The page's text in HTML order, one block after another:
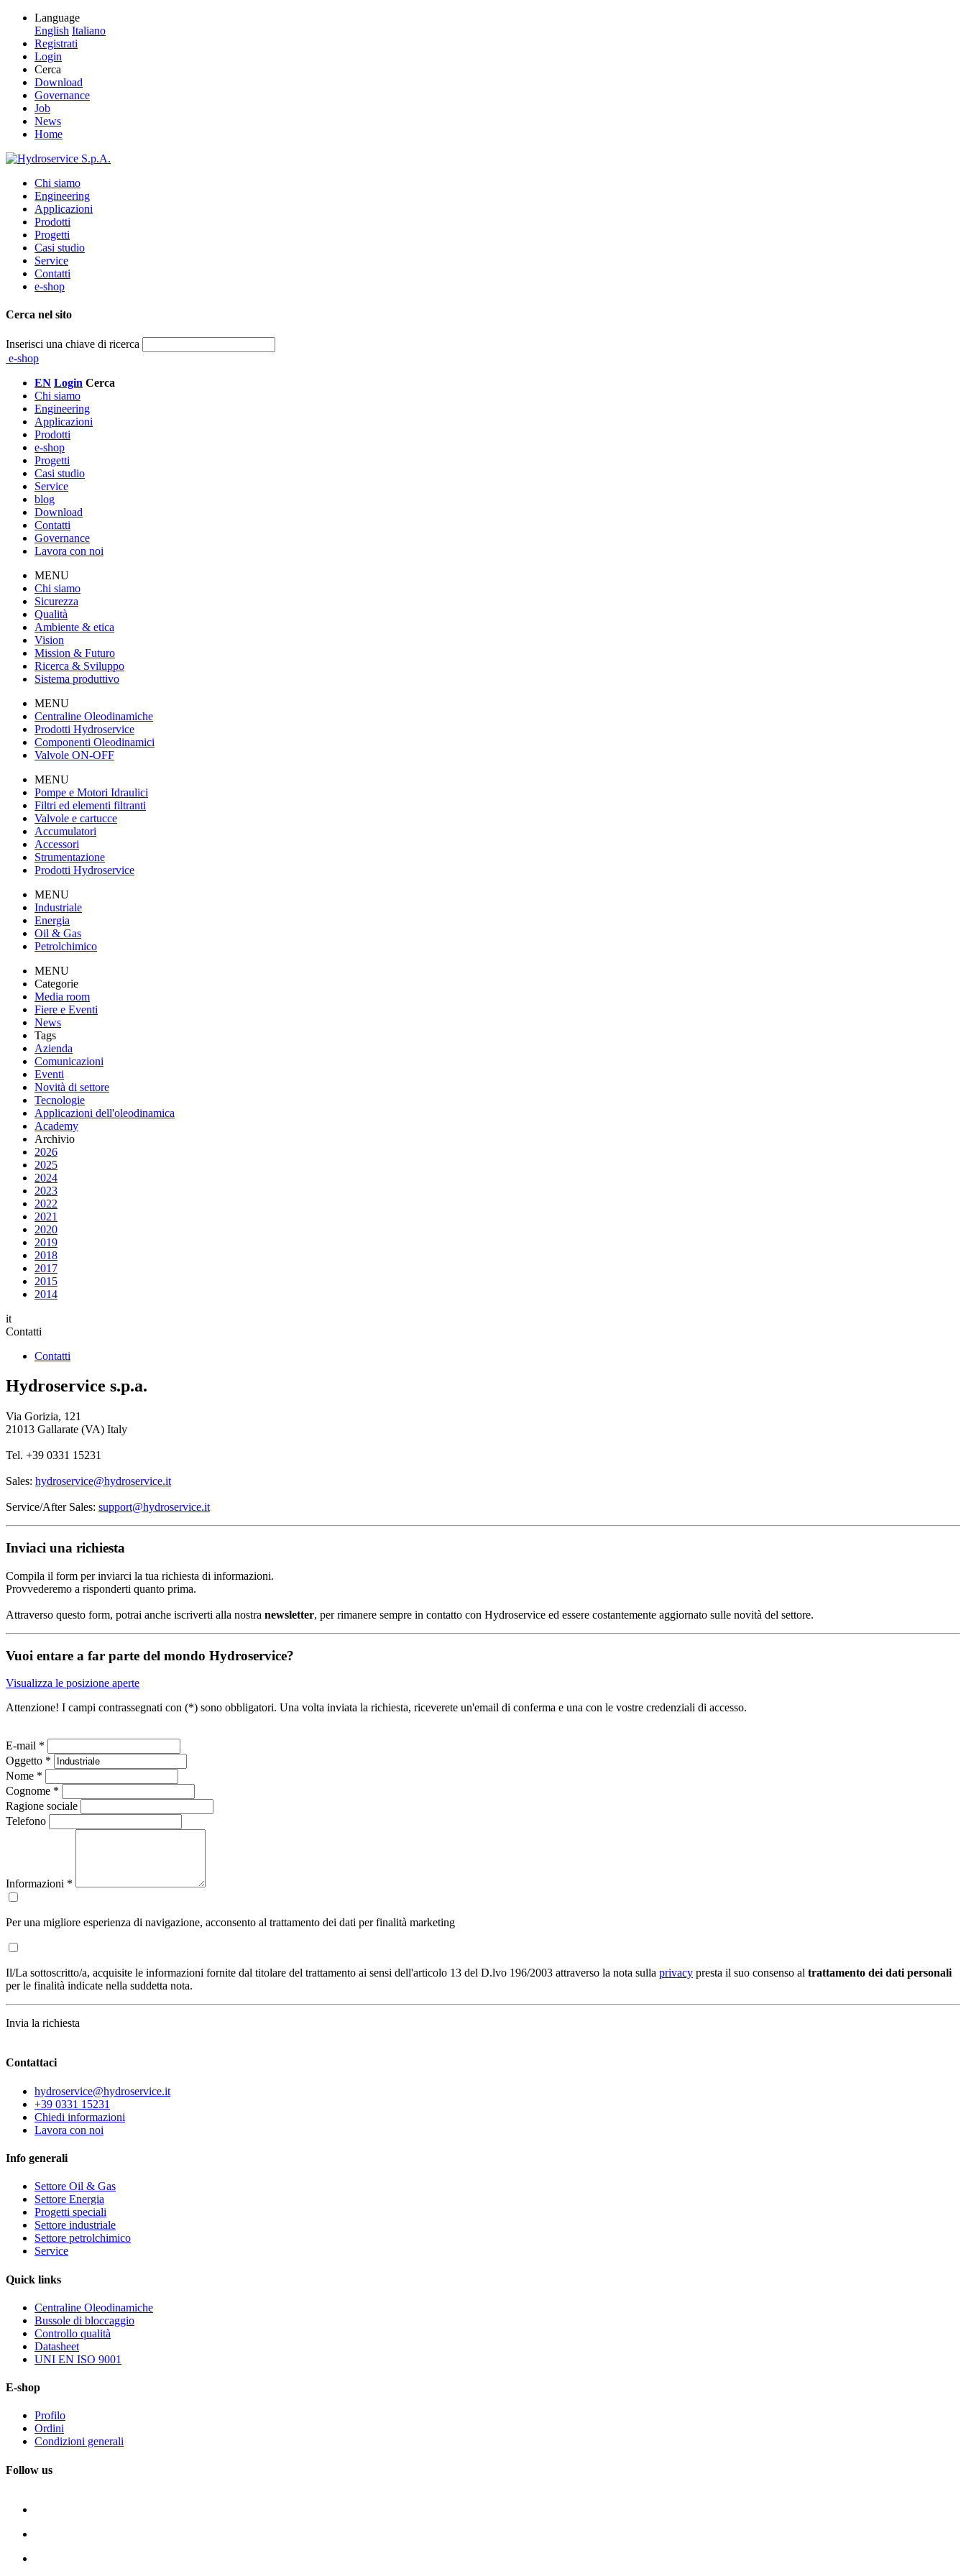
Language
English Italiano
Registrati
Login
Cerca
Download
Governance
Job
News
Home
Chi siamo
Engineering
Applicazioni
Prodotti
Progetti
Casi studio
Service
Contatti
e-shop
Cerca nel sito
Inserisci una chiave di ricerca
e-shop
EN Login Cerca
Chi siamo
Engineering
Applicazioni
Prodotti
e-shop
Progetti
Casi studio
Service
blog
Download
Contatti
Governance
Lavora con noi
MENU
Chi siamo
Sicurezza
Qualità
Ambiente & etica
Vision
Mission & Futuro
Ricerca & Sviluppo
Sistema produttivo
MENU
Centraline Oleodinamiche
Prodotti Hydroservice
Componenti Oleodinamici
Valvole ON-OFF
MENU
Pompe e Motori Idraulici
Filtri ed elementi filtranti
Valvole e cartucce
Accumulatori
Accessori
Strumentazione
Prodotti Hydroservice
MENU
Industriale
Energia
Oil & Gas
Petrolchimico
MENU
Categorie
Media room
Fiere e Eventi
News
Tags
Azienda
Comunicazioni
Eventi
Novità di settore
Tecnologie
Applicazioni dell'oleodinamica
Academy
Archivio
2026
2025
2024
2023
2022
2021
2020
2019
2018
2017
2015
2014
it
Contatti
Contatti
Hydroservice s.p.a.
Via Gorizia, 121
21013 Gallarate (VA) Italy
Tel. +39 0331 15231
Sales: hydroservice@hydroservice.it
Service/After Sales: support@hydroservice.it
Inviaci una richiesta
Compila il form per inviarci la tua richiesta di informazioni.
Provvederemo a risponderti quanto prima.
Attraverso questo form, potrai anche iscriverti alla nostra newsletter, per rimanere sempre in contatto con Hydroservice ed essere costantemente aggiornato sulle novità del settore.
Vuoi entare a far parte del mondo Hydroservice?
Visualizza le posizione aperte
Attenzione! I campi contrassegnati con (*) sono obbligatori. Una volta inviata la richiesta, riceverete un'email di conferma e una con le vostre credenziali di accesso.
E-mail *
Oggetto *
Nome *
Cognome *
Ragione sociale
Telefono
Informazioni *
Per una migliore esperienza di navigazione, acconsento al trattamento dei dati per finalità marketing
Il/La sottoscritto/a, acquisite le informazioni fornite dal titolare del trattamento ai sensi dell'articolo 13 del D.lvo 196/2003 attraverso la nota sulla privacy presta il suo consenso al trattamento dei dati personali
per le finalità indicate nella suddetta nota.
Invia la richiesta
Contattaci
hydroservice@hydroservice.it
+39 0331 15231
Chiedi informazioni
Lavora con noi
Info generali
Settore Oil & Gas
Settore Energia
Progetti speciali
Settore industriale
Settore petrolchimico
Service
Quick links
Centraline Oleodinamiche
Bussole di bloccaggio
Controllo qualità
Datasheet
UNI EN ISO 9001
E-shop
Profilo
Ordini
Condizioni generali
Follow us